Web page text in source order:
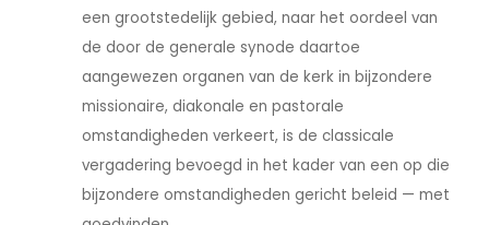
een grootstedelijk gebied, naar het oordeel van
de door de generale synode daartoe
aangewezen organen van de kerk in bijzondere
missionaire, diako­na­le en pastorale
omstandigheden verkeert, is de classicale
vergadering bevoegd in het kader van een op die
bijzondere omstandigheden gericht beleid — met